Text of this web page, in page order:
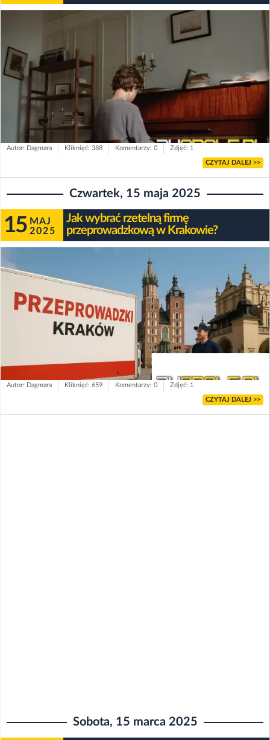
Autor: Dagmara Kliknięć: 388 Komentarzy: 0 Zdjęć: 1
CZYTAJ DALEJ >>
Czwartek, 15 maja 2025
15 MAJ
2025
Jak wybrać rzetelną firmę
przeprowadzkową w Krakowie?
Autor: Dagmara Kliknięć: 659 Komentarzy: 0 Zdjęć: 1
CZYTAJ DALEJ >>
Sobota, 15 marca 2025